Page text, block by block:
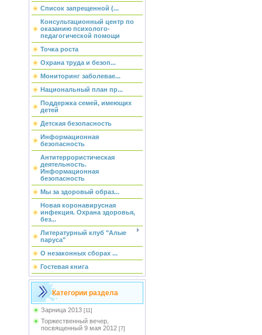
Список запрещенной (...
Консультационный центр по
оказанию психолого-
педагогической помощи
Точка роста
Охрана труда и безоп...
Мониторинг заболевае...
Национальный план пр...
Поддержка семей, имеющих
детей
Детская безопасность
Информационная
безопасность
Антитеррористическая
деятельность.
Информационная
безопасность
Мы за здоровый образ...
Новая коронавирусная
инфекция. Охрана здоровья,
без...
Литературный клуб "Алые
паруса"
О незаконных сборах ...
Гостевая книга
Категории раздела
Зарница 2013 [11]
Торжественный вечер,
посвященный 9 мая 2012 [7]